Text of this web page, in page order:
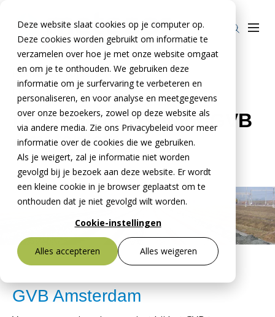
Deze website slaat cookies op je computer op.
Deze cookies worden gebruikt om informatie te
verzamelen over hoe je met onze website omgaat
en om je te onthouden. We gebruiken deze
informatie om je surfervaring te verbeteren en
personaliseren, en voor analyse en meetgegevens
over onze bezoekers, zowel op deze website als
via andere media. Zie ons Privacybeleid voor meer
informatie over de cookies die we gebruiken.
Als je weigert, zal je informatie niet worden
gevolgd bij je bezoek aan deze website. Er wordt
een kleine cookie in je browser geplaatst om te
onthouden dat je niet gevolgd wilt worden.
Cookie-instellingen
Alles accepteren Alles weigeren
Bestekservice Stelcon
Downloads
Werken bij
Producten
Stelcon®
Railcon®
Divicon®
BTE Groep
Onze verhalen
Over ons
Over De Meteoor Beton B.V.
Over Stelcon®
Over Railcon®
Over Divicon®
Medewerkers
Contact
Contact Stelcon®
Contact Railcon®
Contact Divicon®
Openingstijden
Home »Projecten »
Lightrailliggers voor gvb amsterdam
Lightrailliggers voor GVB
Amsterdam
GVB Amsterdam